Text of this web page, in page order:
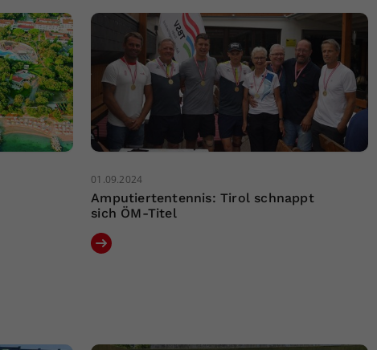
01.09.2024
Amputiertentennis: Tirol schnappt
sich ÖM-Titel